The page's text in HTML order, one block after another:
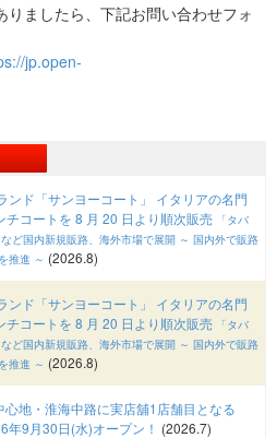
ましたら、下記お問い合わせフォ
jp.open-
ンド「サンヨーコート」 イタリアの名門
チコートを 8 月 20 日より順次販売 「タバ
ど国内新規販路、海外市場で展開 ～ 国内外で販路
推進 ～ (2026.8)
ンド「サンヨーコート」 イタリアの名門
チコートを 8 月 20 日より順次販売 「タバ
ど国内新規販路、海外市場で展開 ～ 国内外で販路
推進 ～ (2026.8)
心地・淮海中路に実店舖1店舗目となる
年9月30日(水)オープン！ (2026.7)